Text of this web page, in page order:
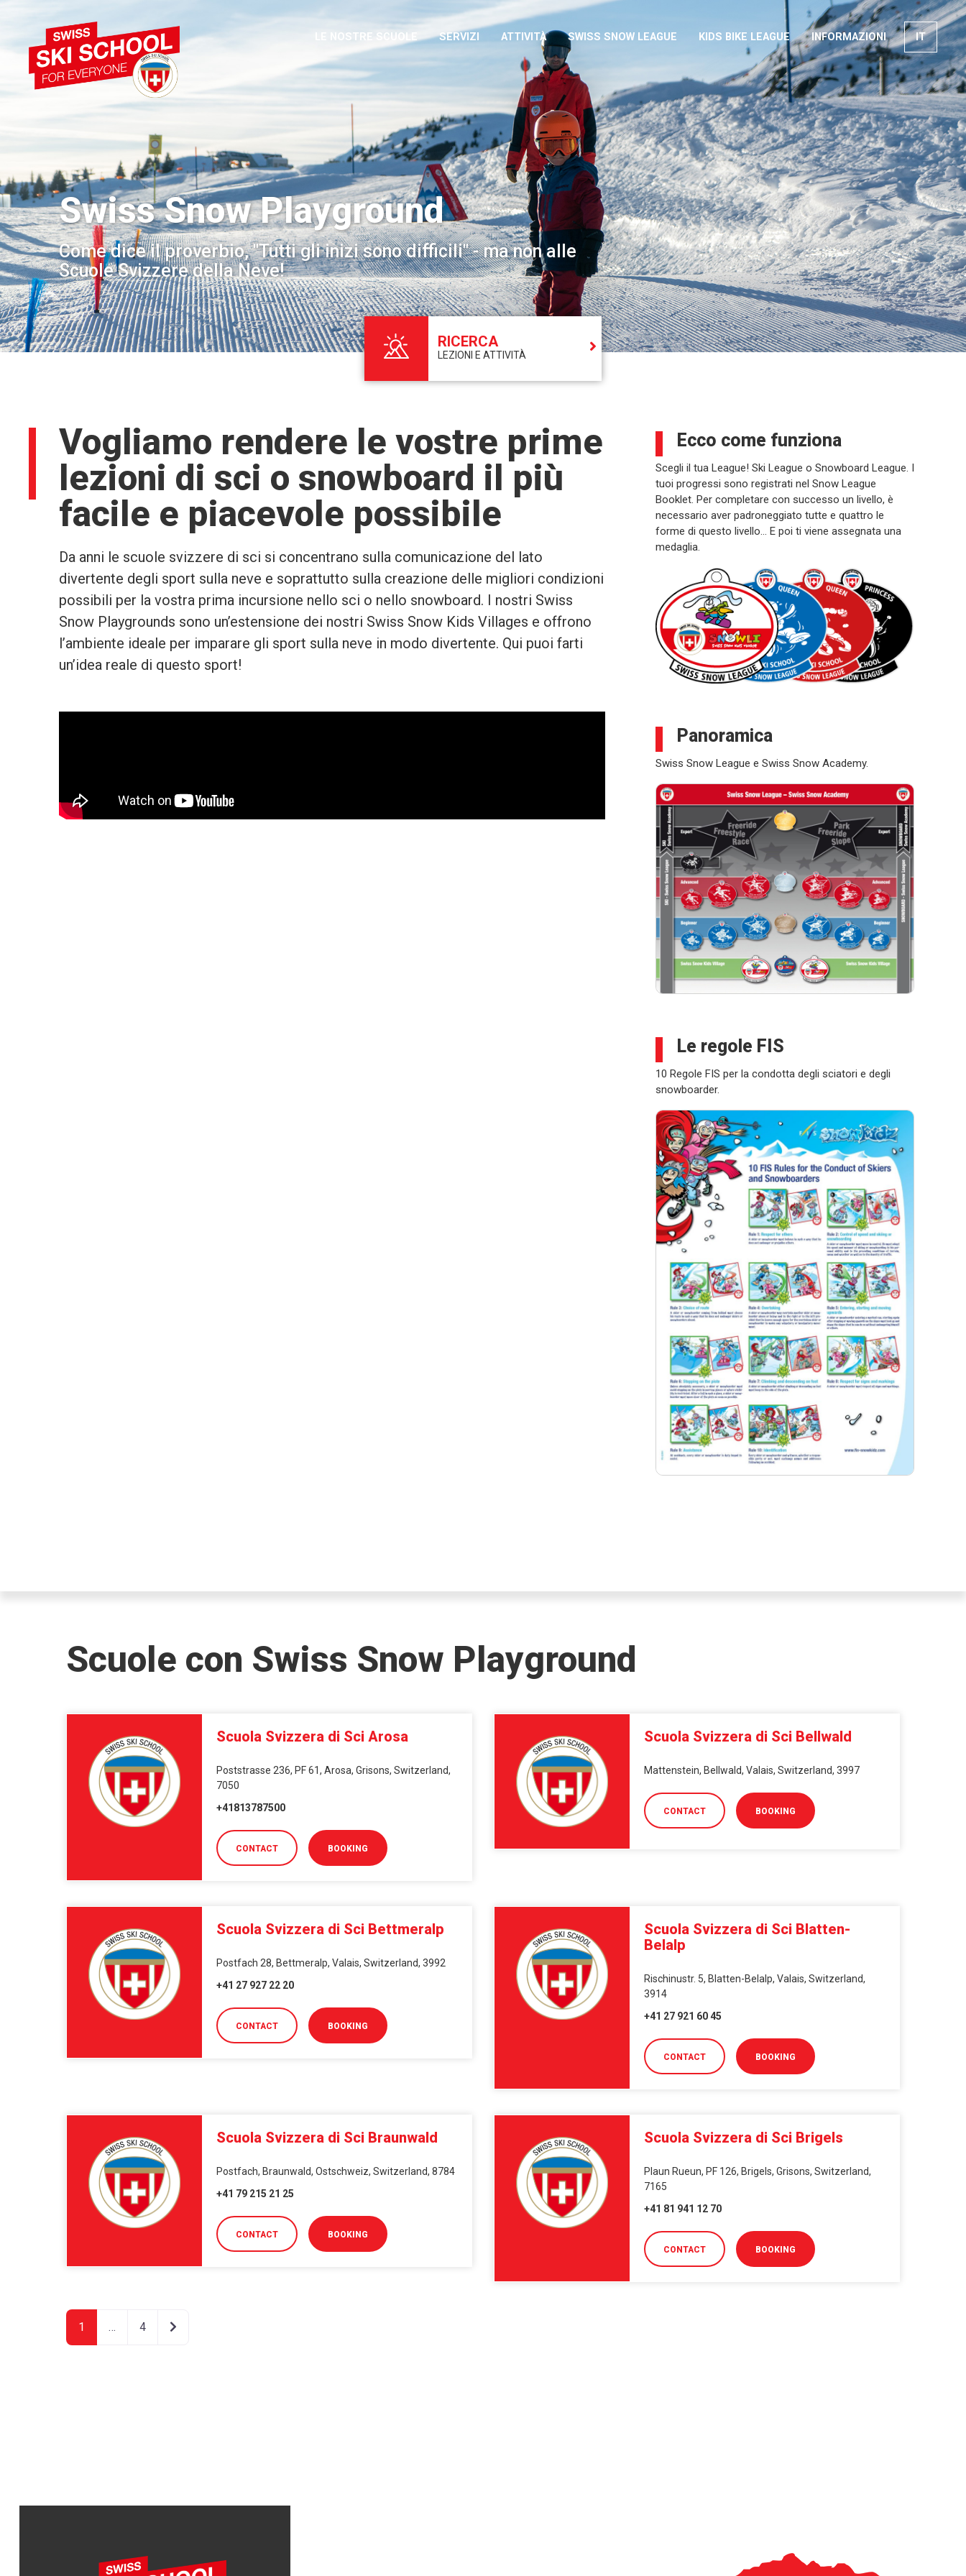
LE NOSTRE SCUOLE SERVIZI ATTIVITÀ SWISS SNOW LEAGUE KIDS BIKE LEAGUE INFORMAZIONI IT
EN
FR
DE
Swiss Snow Playground
Come dice il proverbio, "Tutti gli inizi sono difficili" - ma non alle
Scuole Svizzere della Neve!
RICERCA
LEZIONI E ATTIVITÀ
Vogliamo rendere le vostre prime
lezioni di sci o snowboard il più
facile e piacevole possibile
Da anni le scuole svizzere di sci si concentrano sulla comunicazione del lato
divertente degli sport sulla neve e soprattutto sulla creazione delle migliori condizioni
possibili per la vostra prima incursione nello sci o nello snowboard. I nostri Swiss
Snow Playgrounds sono un’estensione dei nostri Swiss Snow Kids Villages e offrono
l’ambiente ideale per imparare gli sport sulla neve in modo divertente. Qui puoi farti
un’idea reale di questo sport!
Ecco come funziona
Scegli il tua League! Ski League o Snowboard League. I
tuoi progressi sono registrati nel Snow League
Booklet. Per completare con successo un livello, è
necessario aver padroneggiato tutte e quattro le
forme di questo livello… E poi ti viene assegnata una
medaglia.
Panoramica
Swiss Snow League e Swiss Snow Academy.
Le regole FIS
10 Regole FIS per la condotta degli sciatori e degli
snowboarder.
Scuole con Swiss Snow Playground
Scuola Svizzera di Sci Arosa
Poststrasse 236, PF 61, Arosa, Grisons, Switzerland,
7050
+41813787500
CONTACT BOOKING
Scuola Svizzera di Sci Bellwald
Mattenstein, Bellwald, Valais, Switzerland, 3997
CONTACT BOOKING
Scuola Svizzera di Sci Bettmeralp
Postfach 28, Bettmeralp, Valais, Switzerland, 3992
+41 27 927 22 20
CONTACT BOOKING
Scuola Svizzera di Sci Blatten-
Belalp
Rischinustr. 5, Blatten-Belalp, Valais, Switzerland,
3914
+41 27 921 60 45
CONTACT BOOKING
Scuola Svizzera di Sci Braunwald
Postfach, Braunwald, Ostschweiz, Switzerland, 8784
+41 79 215 21 25
CONTACT BOOKING
Scuola Svizzera di Sci Brigels
Plaun Rueun, PF 126, Brigels, Grisons, Switzerland,
7165
+41 81 941 12 70
CONTACT BOOKING
1 … 4 Articoli meno recenti